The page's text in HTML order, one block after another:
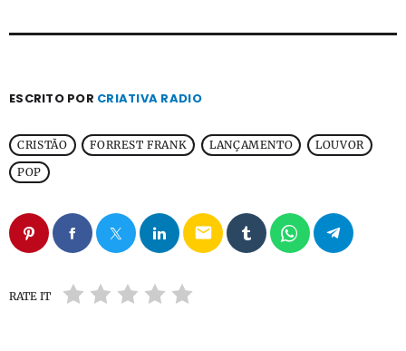
ESCRITO POR CRIATIVA RADIO
CRISTÃO FORREST FRANK LANÇAMENTO
LOUVOR
POP
email
RATE IT